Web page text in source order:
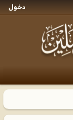
دخول